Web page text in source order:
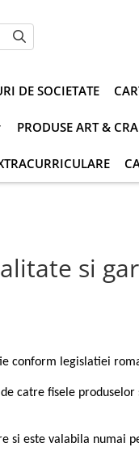
DE SOCIETATE
PRODUSE ART &
si
conform legislatiei
catre fisele
si este valabila numai